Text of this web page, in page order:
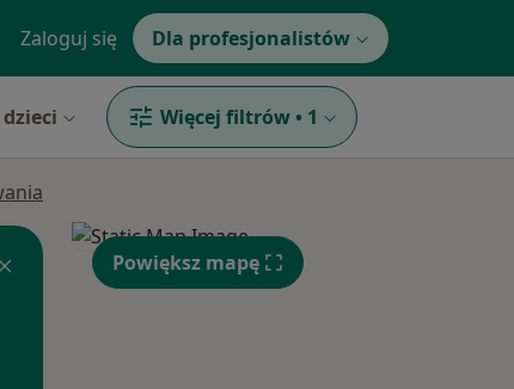
Zaloguj się Dla profesjonalistów
Więcej filtrów • 1
Powiększ mapę